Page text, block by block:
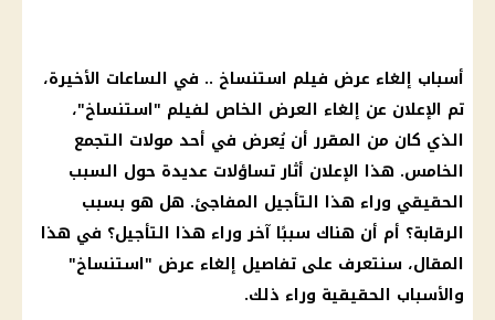
أسباب إلغاء عرض فيلم استنساخ .. في الساعات الأخيرة،
تم الإعلان عن إلغاء العرض الخاص لفيلم "استنساخ"،
الذي كان من المقرر أن يُعرض في أحد مولات التجمع
الخامس. هذا الإعلان أثار تساؤلات عديدة حول السبب
الحقيقي وراء هذا التأجيل المفاجئ. هل هو بسبب
الرقابة؟ أم أن هناك سببًا آخر وراء هذا التأجيل؟ في هذا
المقال، سنتعرف على تفاصيل إلغاء عرض "استنساخ"
والأسباب الحقيقية وراء ذلك.